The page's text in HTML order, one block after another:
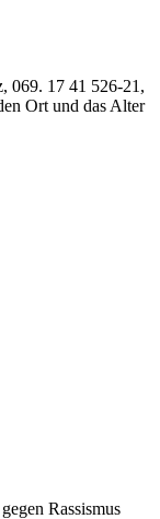
069. 17 41 526-21,
Ort und das Alter
Rassismus